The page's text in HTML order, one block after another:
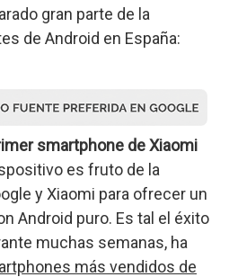
gran parte de la
de Android en España:
smartphone de Xiaomi
es fruto de la
y Xiaomi para ofrecer un
Android puro. Es tal el éxito
muchas semanas, ha
más vendidos de